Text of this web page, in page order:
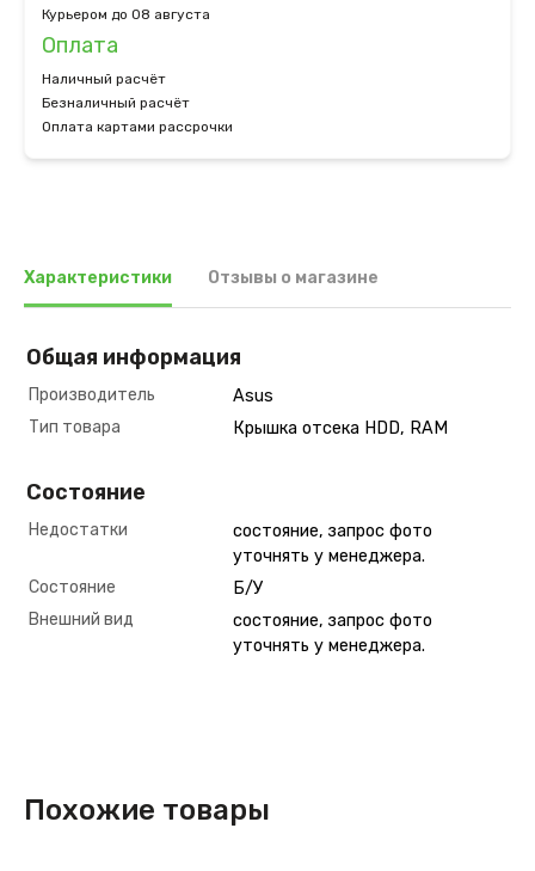
Курьером до 08 августа
Оплата
Наличный расчёт
Безналичный расчёт
Оплата картами рассрочки
Характеристики Отзывы о магазине
Общая информация
Производитель
Asus
Тип товара
Крышка отсека HDD, RAM
Состояние
Недостатки
состояние, запрос фото
уточнять у менеджера.
Состояние
Б/У
Внешний вид
состояние, запрос фото
уточнять у менеджера.
Похожие товары